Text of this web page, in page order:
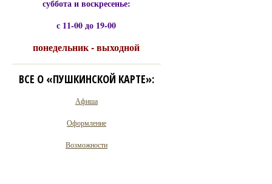
суббота и воскресенье:
с 11-00 до 19-00
понедельник - выходной
ВСЕ О «ПУШКИНСКОЙ КАРТЕ»:
Афиша
Оформление
Возможности